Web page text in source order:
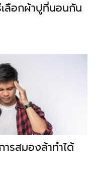
ลือกผ้าปูที่นอนกัน
รสมองล้าทำได้